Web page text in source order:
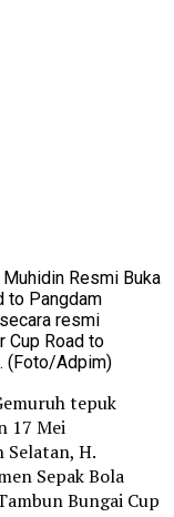
Muhidin Resmi Buka
to Pangdam
resmi
Cup Road to
(Foto/Adpim)
tepuk
17 Mei
Selatan, H.
Sepak Bola
Bungai Cup